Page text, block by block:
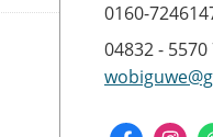
0160-
04832 - 5570